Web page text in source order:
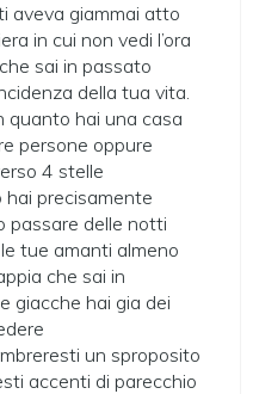
aveva giammai atto
in cui non vedi l’ora
sai in passato
della tua vita.
quanto hai una casa
persone oppure
4 stelle
precisamente
passare delle notti
tue amanti almeno
che sai in
giacche hai gia dei
un sproposito
accenti di parecchio